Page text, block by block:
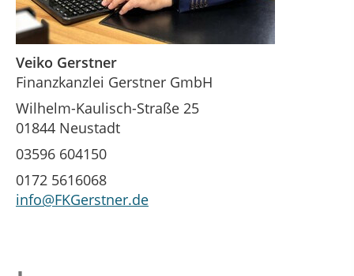
Veiko Gerstner
Finanzkanzlei Gerstner GmbH
Wilhelm-Kaulisch-Straße 25
01844 Neustadt
03596 604150
0172 5616068
info@FKGerstner.de